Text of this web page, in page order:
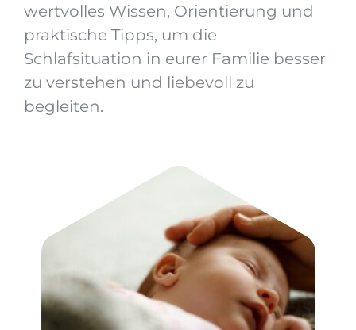
wertvolles Wissen, Orientierung und
praktische Tipps, um die
Schlafsituation in eurer Familie besser
zu verstehen und liebevoll zu
begleiten.